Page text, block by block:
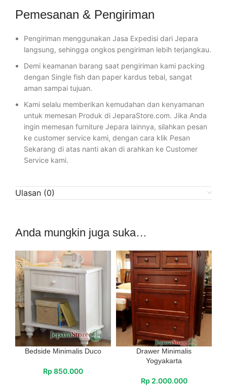
Pemesanan & Pengiriman
Pengiriman menggunakan Jasa Expedisi dari Jepara
langsung, sehingga ongkos pengiriman lebih terjangkau.
Demi keamanan barang saat pengiriman kami packing
dengan Single fish dan paper kardus tebal, sangat
aman sampai tujuan.
Kami selalu memberikan kemudahan dan kenyamanan
untuk memesan Produk di JeparaStore.com. Jika Anda
ingin memesan furniture Jepara lainnya, silahkan pesan
ke customer service kami, dengan cara klik Pesan
Sekarang di atas nanti akan di arahkan ke Customer
Service kami.
Ulasan (0)
Anda mungkin juga suka…
Bedside Minimalis Duco
Rp 850.000
Drawer Minimalis
Yogyakarta
Rp 2.000.000